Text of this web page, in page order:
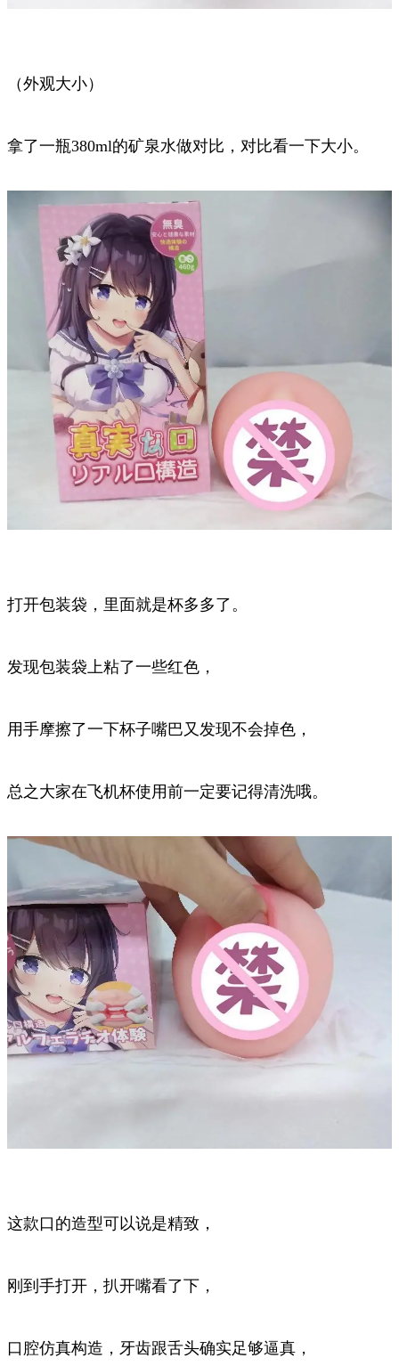
（外观大小）
拿了一瓶380ml的矿泉水做对比，对比看一下大小。
打开包装袋，里面就是杯多多了。
发现包装袋上粘了一些红色，
用手摩擦了一下杯子嘴巴又发现不会掉色，
总之大家在飞机杯使用前一定要记得清洗哦。
这款口的造型可以说是精致，
刚到手打开，扒开嘴看了下，
口腔仿真构造，牙齿跟舌头确实足够逼真，